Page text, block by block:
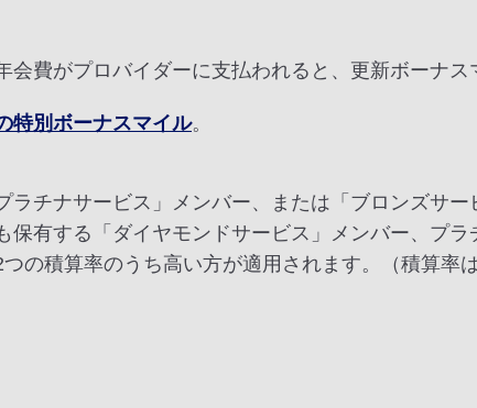
会費がプロバイダーに支払われると、更新ボーナ
特別ボーナスマイル。
ラチナサービス」メンバー、または「ブロンズサ
保有する「ダイヤモンドサービス」メンバー、プ
の積算率のうち高い方が適用されます。（積算率